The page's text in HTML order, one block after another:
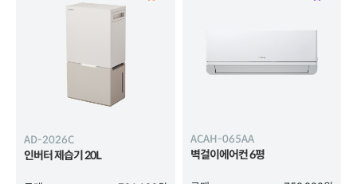
AD-2026C
인버터 제습기 20L
ACAH-065AA
벽걸이에어컨 6평